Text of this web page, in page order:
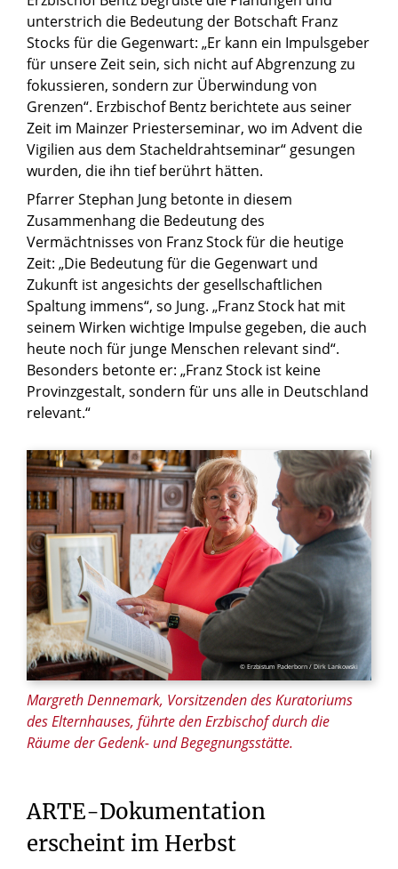
© Erzbistum Paderborn / Dirk Lankowski
Margreth Dennemark, Vorsitzenden des Kuratoriums
des Elternhauses, führte den Erzbischof durch die
Räume der Gedenk- und Begegnungsstätte.
unterstrich die Bedeutung der Botschaft Franz
Stocks für die Gegenwart: „Er kann ein Impulsgeber
für unsere Zeit sein, sich nicht auf Abgrenzung zu
fokussieren, sondern zur Überwindung von
Grenzen“. Erzbischof Bentz berichtete aus seiner
Zeit im Mainzer Priesterseminar, wo im Advent die
Vigilien aus dem Stacheldrahtseminar“ gesungen
wurden, die ihn tief berührt hätten.
Pfarrer Stephan Jung betonte in diesem
Zusammenhang die Bedeutung des
Vermächtnisses von Franz Stock für die heutige
Zeit: „Die Bedeutung für die Gegenwart und
Zukunft ist angesichts der gesellschaftlichen
Spaltung immens“, so Jung. „Franz Stock hat mit
seinem Wirken wichtige Impulse gegeben, die auch
heute noch für junge Menschen relevant sind“.
Besonders betonte er: „Franz Stock ist keine
Provinzgestalt, sondern für uns alle in Deutschland
relevant.“
ARTE-Dokumentation
erscheint im Herbst